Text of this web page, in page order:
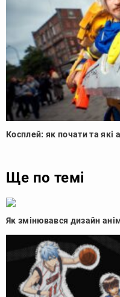
Косплей: як почати та які
Ще по темі
Як змінювався дизайн